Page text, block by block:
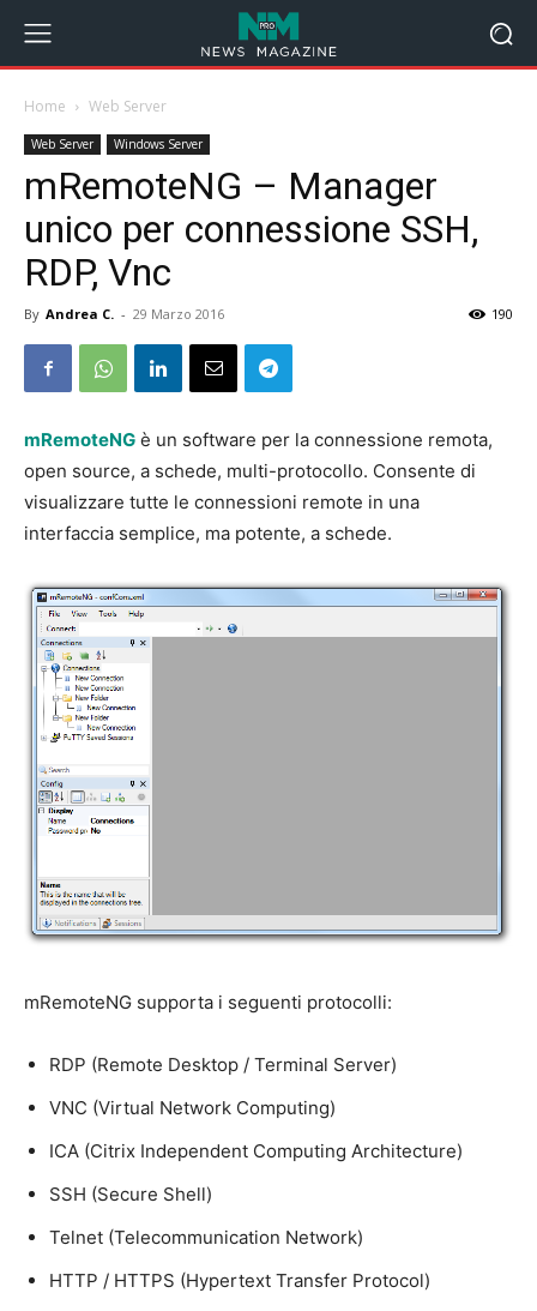
Home Web Server
Web Server Windows Server
mRemoteNG – Manager
unico per connessione SSH,
RDP, Vnc
By Andrea C. - 29 Marzo 2016 190
mRemoteNG è un software per la connessione remota,
open source, a schede, multi-protocollo. Consente di
visualizzare tutte le connessioni remote in una
interfaccia semplice, ma potente, a schede.
mRemoteNG supporta i seguenti protocolli:
RDP (Remote Desktop / Terminal Server)
VNC (Virtual Network Computing)
ICA (Citrix Independent Computing Architecture)
SSH (Secure Shell)
Telnet (Telecommunication Network)
HTTP / HTTPS (Hypertext Transfer Protocol)